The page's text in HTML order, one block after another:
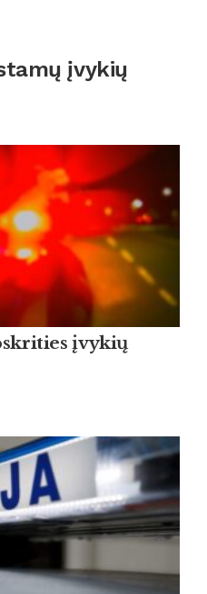
įvykių
įvykių